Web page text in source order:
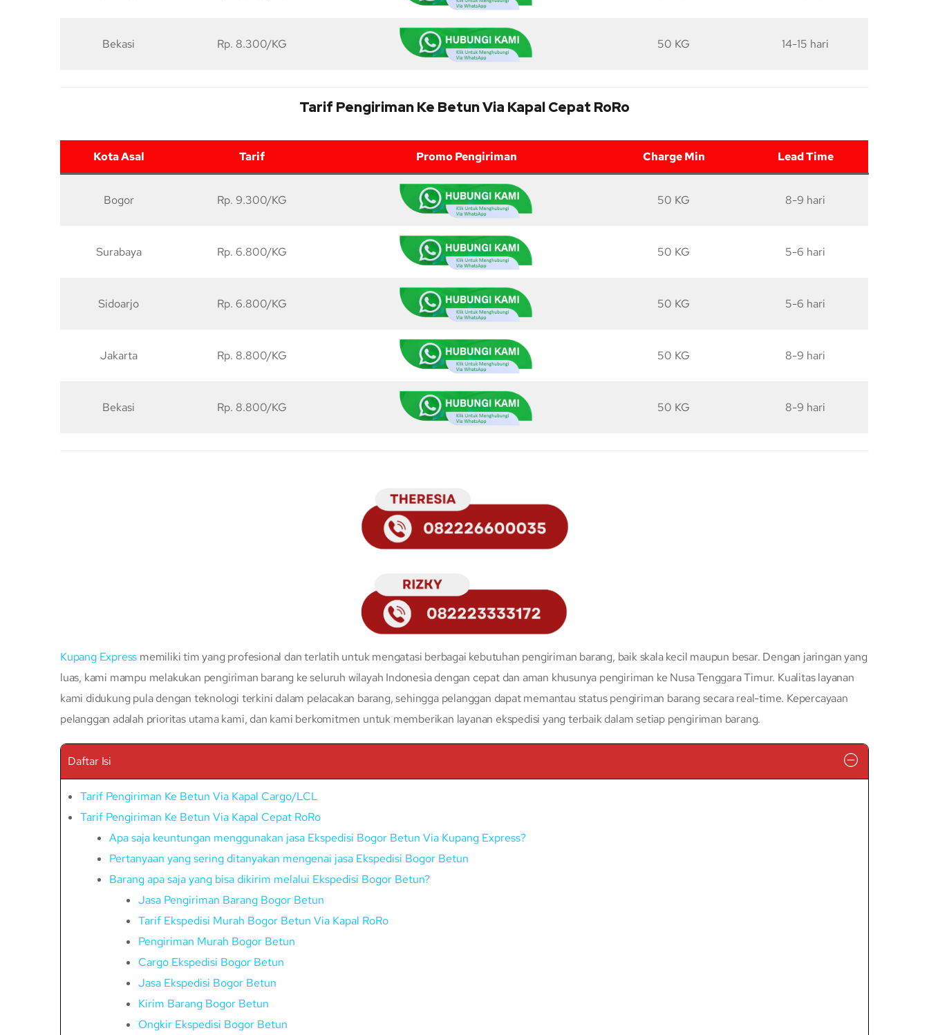
Bekasi Rp. 8.300/KG 50 KG 14-15 hari
Tarif Pengiriman Ke Betun Via Kapal Cepat RoRo
Kota Asal Tarif Promo Pengiriman Charge Min Lead Time
Bogor Rp. 9.300/KG 50 KG 8-9 hari
Surabaya Rp. 6.800/KG 50 KG 5-6 hari
Sidoarjo Rp. 6.800/KG 50 KG 5-6 hari
Jakarta Rp. 8.800/KG 50 KG 8-9 hari
Bekasi Rp. 8.800/KG 50 KG 8-9 hari
Kupang Express memiliki tim yang profesional dan terlatih untuk mengatasi berbagai kebutuhan pengiriman barang, baik skala kecil maupun besar. Dengan jaringan yang
luas, kami mampu melakukan pengiriman barang ke seluruh wilayah Indonesia dengan cepat dan aman khusunya pengiriman ke Nusa Tenggara Timur. Kualitas layanan
kami didukung pula dengan teknologi terkini dalam pelacakan barang, sehingga pelanggan dapat memantau status pengiriman barang secara real-time. Kepercayaan
pelanggan adalah prioritas utama kami, dan kami berkomitmen untuk memberikan layanan ekspedisi yang terbaik dalam setiap pengiriman barang.
Daftar Isi
Tarif Pengiriman Ke Betun Via Kapal Cargo/LCL
Tarif Pengiriman Ke Betun Via Kapal Cepat RoRo
Apa saja keuntungan menggunakan jasa Ekspedisi Bogor Betun Via Kupang Express?
Pertanyaan yang sering ditanyakan mengenai jasa Ekspedisi Bogor Betun
Barang apa saja yang bisa dikirim melalui Ekspedisi Bogor Betun?
Jasa Pengiriman Barang Bogor Betun
Tarif Ekspedisi Murah Bogor Betun Via Kapal RoRo
Pengiriman Murah Bogor Betun
Cargo Ekspedisi Bogor Betun
Jasa Ekspedisi Bogor Betun
Kirim Barang Bogor Betun
Ongkir Ekspedisi Bogor Betun